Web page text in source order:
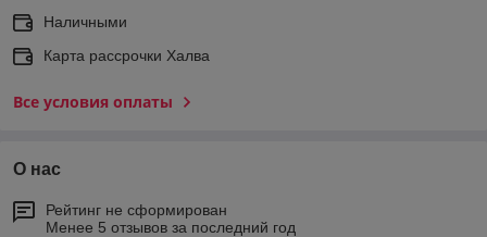
Наличными
Карта рассрочки Халва
Все условия оплаты
О нас
Рейтинг не сформирован
Менее 5 отзывов за последний год